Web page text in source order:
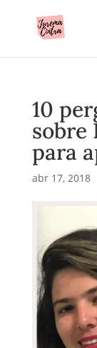
10
sobre
para
abr 17, 2018